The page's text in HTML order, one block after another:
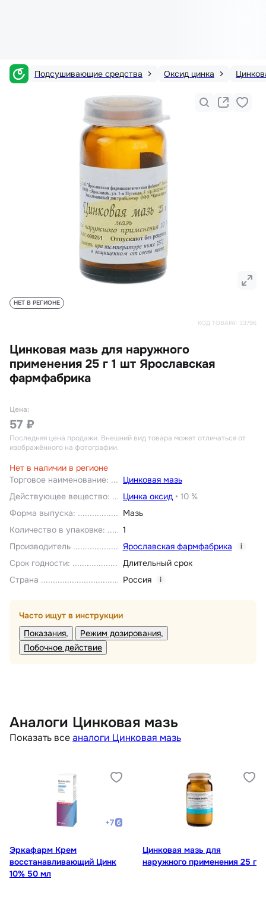
Подсушивающие средства Оксид цинка
КОД ТОВАРА: 33796
Цинковая мазь для наружного
применения 25 г 1 шт Ярославская
фармфабрика
НЕТ В РЕГИОНЕ
Торговое наименование:
Цинковая мазь
Действующее вещество: Цинка оксид• 10 %
Форма выпуска:
Мазь
Количество в упаковке:
1
Производитель
Ярославская фармфабрика i
Срок годности:
Длительный срок
Страна
Россия i
Часто ищут в инструкции
Показания
Режим дозирования
Побочное действие
Цена:
57 ₽
Последняя цена продажи. Внешний вид товара может отличаться от
изображённого на фотографии.
Нет в наличии в регионе
Аналоги Цинковая мазь
Показать всеаналоги Цинковая мазь
+7
Эркафарм Крем
восстанавливающий Цинк
10% 50 мл
Цинковая мазь для
наружного применения 25 г